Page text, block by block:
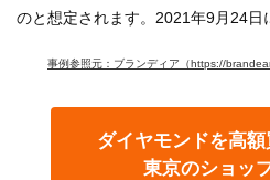
のと想定されます。2021年9月24日
事例参照元：ブランディア（https://
ダイヤモンドを高
東京のショッ